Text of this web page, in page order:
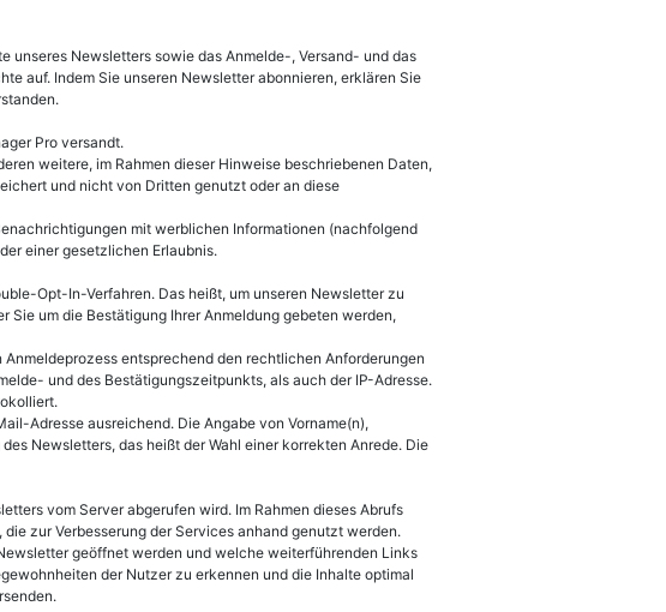
unseres Newsletters sowie das Anmelde-, Versand- und das
auf. Indem Sie unseren Newsletter abonnieren, erklären Sie
Pro versandt.
weitere, im Rahmen dieser Hinweise beschriebenen Daten,
und nicht von Dritten genutzt oder an diese
mit werblichen Informationen (nachfolgend
einer gesetzlichen Erlaubnis.
Opt-In-Verfahren. Das heißt, um unseren Newsletter zu
Sie um die Bestätigung Ihrer Anmeldung gebeten werden,
entsprechend den rechtlichen Anforderungen
und des Bestätigungszeitpunkts, als auch der IP-Adresse.
Adresse ausreichend. Die Angabe von Vorname(n),
Newsletters, das heißt der Wahl einer korrekten Anrede. Die
vom Server abgerufen wird. Im Rahmen dieses Abrufs
zur Verbesserung der Services anhand genutzt werden.
geöffnet werden und welche weiterführenden Links
der Nutzer zu erkennen und die Inhalte optimal